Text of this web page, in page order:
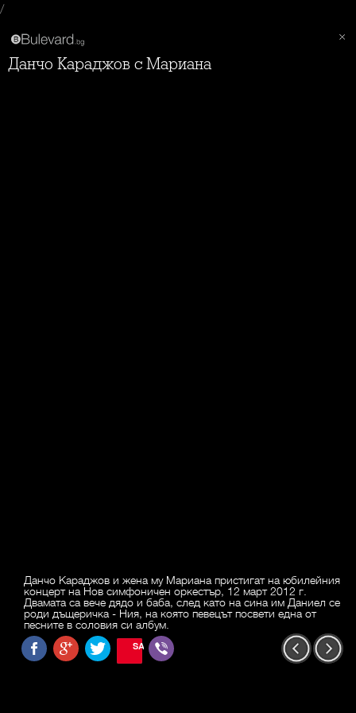
/
Данчо Караджов с Мариана
Данчо Караджов и жена му Мариана пристигат на юбилейния
концерт на Нов симфоничен оркестър, 12 март 2012 г.
Двамата са вече дядо и баба, след като на сина им Даниел се
роди дъщеричка - Ния, на която певецът посвети една от
песните в соловия си албум.
SAVE